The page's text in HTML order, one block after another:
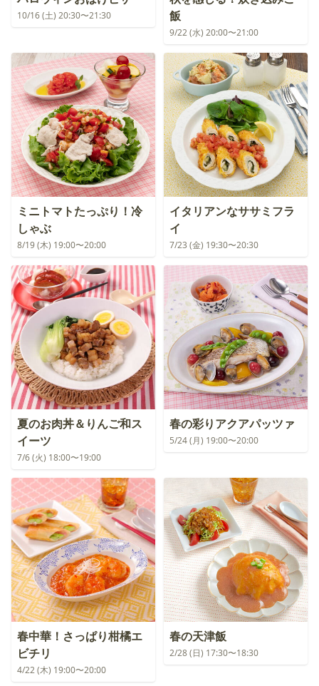
10/16 (土) 20:30〜21:30
飯
9/22 (水) 20:00〜21:00
ミニトマトたっぷり！冷
しゃぶ
8/19 (木) 19:00〜20:00
イタリアンなササミフラ
イ
7/23 (金) 19:30〜20:30
夏のお肉丼＆りんご和ス
イーツ
7/6 (火) 18:00〜19:00
春の彩りアクアパッツァ
5/24 (月) 19:00〜20:00
春中華！さっぱり柑橘エ
ビチリ
4/22 (木) 19:00〜20:00
春の天津飯
2/28 (日) 17:30〜18:30